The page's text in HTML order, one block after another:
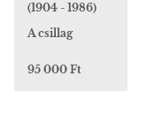
(1904 - 1986)
A csillag
95 000 Ft